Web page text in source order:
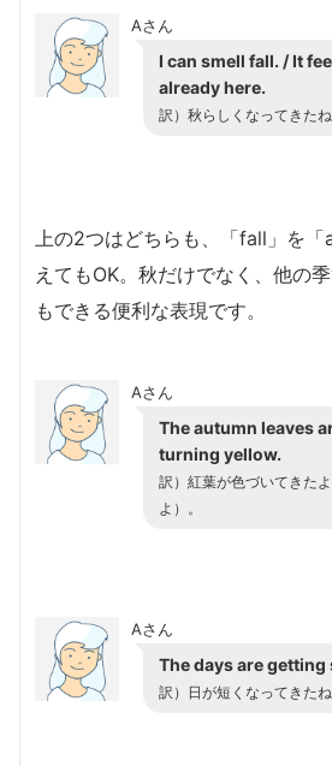
Aさん
I can smell fall. / It
already here.
訳）秋らしくなってきたね
上の2つはどちらも、「fall」を
えてもOK。秋だけでなく、他の
もできる便利な表現です。
Aさん
The autumn leaves
turning yellow.
訳）紅葉が色づいてきた
よ）。
Aさん
The days are getting
訳）日が短くなってきたね